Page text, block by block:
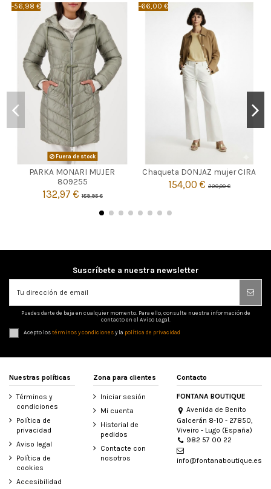
-56,98 €
Fuera de stock
PARKA MONARI MUJER
809255
132,97 €189,95 €
 Agotado
-66,00 €
Chaqueta DONJAZ mujer CIRA
154,00 € 220,00 €
CAMEL
40 42

Suscríbete a nuestra newsletter
Puedes darte de baja en cualquier momento. Para ello, consulte nuestra información de
contacto en el Aviso Legal.
Acepto lostérminos y condicionesy la política de privacidad
Nuestras políticas
Términos y
condiciones
Política de
privacidad
Aviso legal
Política de
cookies
Accesibilidad
Zona para clientes
Iniciar sesión
Mi cuenta
Historial de
pedidos
Contacte con
nosotros
Contacto
FONTANA BOUTIQUE
Avenida de Benito
Galcerán 8-10 - 27850,
Viveiro - Lugo (España)
982 57 00 22
info@fontanaboutique.es